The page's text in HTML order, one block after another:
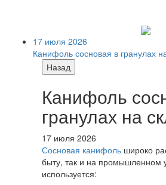
17 июля 2026
Канифоль сосновая в гранулах
Назад
Канифоль
гранулах на
17 июля 2026
Сосновая канифоль широко
быту, так и на промышленном
используется: